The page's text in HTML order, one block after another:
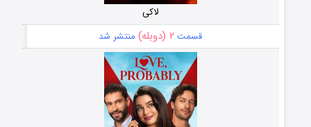
لاکی
قسمت ۲ (دوبله) منتشر شد